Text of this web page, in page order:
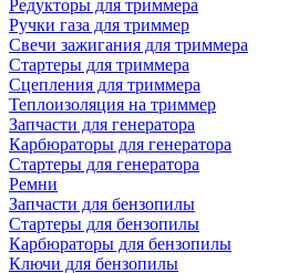
Редукторы для триммера
Ручки газа для триммер
Свечи зажигания для триммера
Стартеры для триммера
Сцепления для триммера
Теплоизоляция на триммер
Запчасти для генератора
Карбюраторы для генератора
Стартеры для генератора
Ремни
Запчасти для бензопилы
Стартеры для бензопилы
Карбюраторы для бензопилы
Ключи для бензопилы